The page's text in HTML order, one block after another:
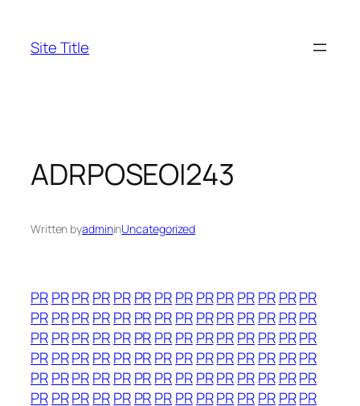
content
Site Title
ADRPOSEOI243
Written byadmininUncategorized
PRPRPRPRPR PRPRPRPRPRPRPR PRPR
PRPRPRPRPR PRPRPRPRPRPRPR PRPR
PRPRPRPRPR PRPRPRPRPRPRPR PRPR
PRPRPRPRPR PRPRPRPRPRPRPR PRPR
PRPRPRPRPR PRPRPRPRPRPRPR PRPR
PRPRPRPRPR PRPRPRPRPRPRPR PRPR